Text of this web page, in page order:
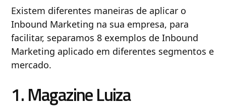
Existem diferentes maneiras de aplicar o
Inbound Marketing na sua empresa, para
facilitar, separamos 8 exemplos de Inbound
Marketing aplicado em diferentes segmentos e
mercado.
1. Magazine Luiza